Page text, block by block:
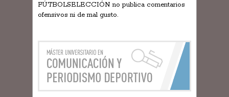
FÚTBOLSELECCIÓN no publica comentarios
ofensivos ni de mal gusto.